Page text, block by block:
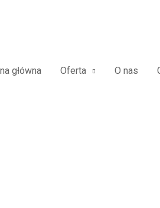
główna Oferta O nas
Metalowe